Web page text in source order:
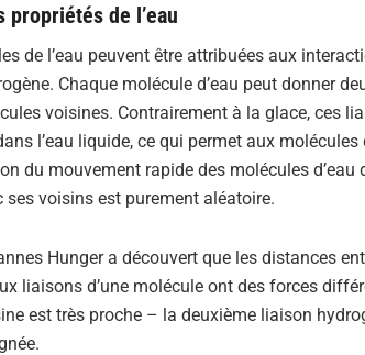
de l’eau
de l’eau peuvent être attribuées aux
Chaque molécule d’eau peut donner
voisines. Contrairement à la glace, ces
l’eau liquide, ce qui permet aux molécules
du mouvement rapide des molécules
voisins est purement aléatoire.
Hunger a découvert que les distances
liaisons d’une molécule ont des forces
est très proche – la deuxième liaison